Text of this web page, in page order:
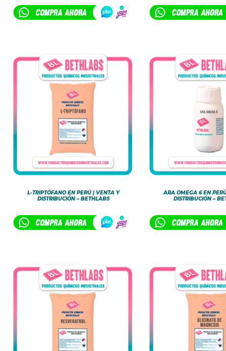
L-TRIPTÓFANO EN PERÚ | VENTA Y
DISTRIBUCIÓN – BETHLABS
ARA OMEGA 6 EN
DISTRIBUCIÓN –